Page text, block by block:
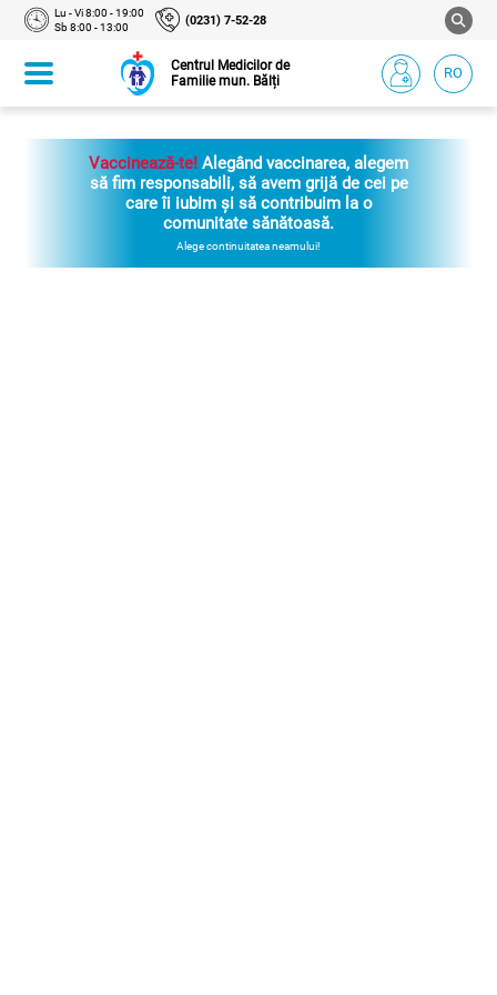
Lu - Vi 8:00 - 19:00
Sb 8:00 - 13:00
(0231) 7-52-28
Centrul Medicilor de
Familie mun. Bălți
RO
Vaccinează-te! Alegând vaccinarea, alegem
să fim responsabili, să avem grijă de cei pe
care îi iubim și să contribuim la o
comunitate sănătoasă.
Alege continuitatea neamului!